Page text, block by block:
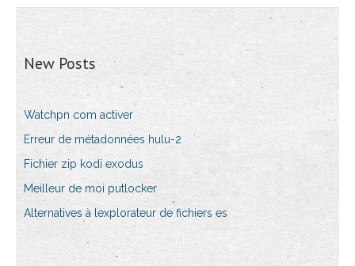
New Posts
Watchpn com activer
Erreur de métadonnées hulu-2
Fichier zip kodi exodus
Meilleur de moi putlocker
Alternatives à lexplorateur de fichiers es